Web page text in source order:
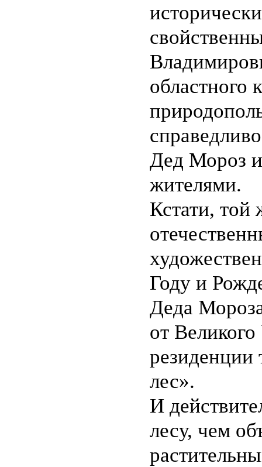
Дед Мороз
жителями.
Кстати, той
Году и
Деда
от
резиденции
лес».
И
лесу, чем